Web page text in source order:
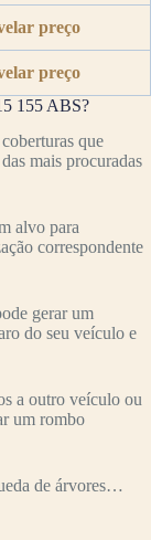
preço
preço
155 ABS?
que
mais procuradas
alvo para
correspondente
gerar um
do seu veículo e
a outro veículo ou
um rombo
de árvores…